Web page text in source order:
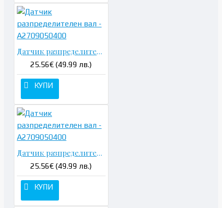
Датчик разпределителен вал - A2709050400
25.56€ (49.99 лв.)
КУПИ
Датчик разпределителен вал - A2709050400
25.56€ (49.99 лв.)
КУПИ